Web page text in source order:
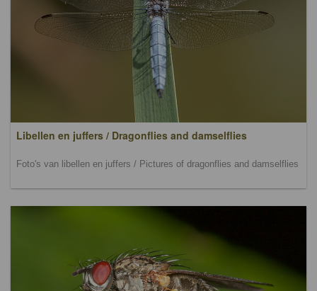
Libellen en juffers / Dragonflies and damselflies
Foto's van libellen en juffers / Pictures of dragonflies and damselflies